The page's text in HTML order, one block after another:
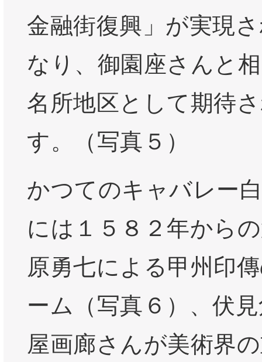
金融街復興」が実現
なり、御園座さんと
名所地区として期待
す。（写真５）
かつてのキャバレー
には１５８２年から
原勇七による甲州印
ーム（写真６）、伏
屋画廊さんが美術界